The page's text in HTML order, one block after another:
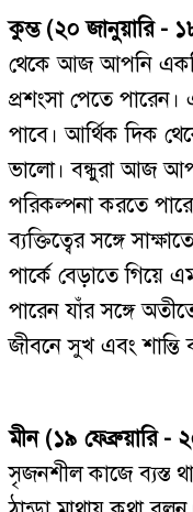
কুম্ভ (২০ জানুয়ারি -
থেকে আজ আপনি একটি
প্রশংসা পেতে
পাবে। আর্থিক দিক
ভালো। বন্ধুরা আজ
পরিকল্পনা করতে
ব্যক্তিত্বের সঙ্গে
পার্কে বেড়াতে গিয়ে
পারেন যাঁর সঙ্গে
জীবনে সুখ এবং শান্তি
মীন (১৯ ফেব্রুয়ারি -
সৃজনশীল কাজে ব্যস্ত